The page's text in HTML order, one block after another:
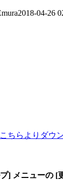
2018-04-26
こちらよりダウ
] メニューの [